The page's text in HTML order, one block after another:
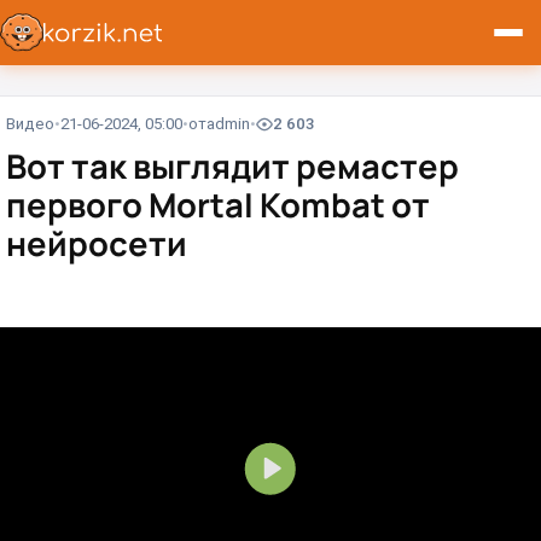
Видео 21-06-2024, 05:00 отadmin 2 603
Вот так выглядит ремастер
первого Mortal Kombat от
нейросети⁠⁠
В